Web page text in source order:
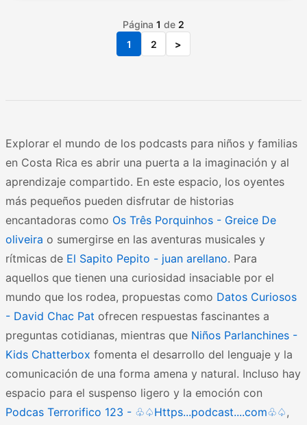
Página 1 de 2
1
2 >
Explorar el mundo de los podcasts para niños y familias
en Costa Rica es abrir una puerta a la imaginación y al
aprendizaje compartido. En este espacio, los oyentes
más pequeños pueden disfrutar de historias
encantadoras como Os Três Porquinhos - Greice De
oliveira o sumergirse en las aventuras musicales y
rítmicas de El Sapito Pepito - juan arellano. Para
aquellos que tienen una curiosidad insaciable por el
mundo que los rodea, propuestas como Datos Curiosos
- David Chac Pat ofrecen respuestas fascinantes a
preguntas cotidianas, mientras que Niños Parlanchines -
Kids Chatterbox fomenta el desarrollo del lenguaje y la
comunicación de una forma amena y natural. Incluso hay
espacio para el suspenso ligero y la emoción con
Podcas Terrorifico 123 - ♧♤Https...podcast....com♧♤,